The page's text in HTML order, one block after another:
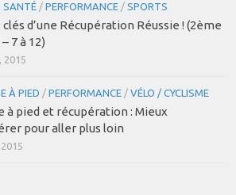
SANTÉ / PERFORMANCE / SPORTS
clés d’une Récupération Réussie ! (2ème
7 à 12)
2015
À PIED / PERFORMANCE / VÉLO / CYCLISME
à pied et récupération : Mieux
pour aller plus loin